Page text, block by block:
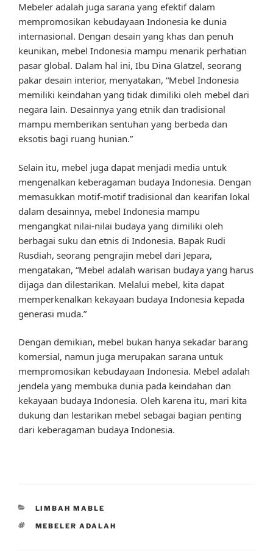
Mebeler adalah juga sarana yang efektif dalam
mempromosikan kebudayaan Indonesia ke dunia
internasional. Dengan desain yang khas dan penuh
keunikan, mebel Indonesia mampu menarik perhatian
pasar global. Dalam hal ini, Ibu Dina Glatzel, seorang
pakar desain interior, menyatakan, “Mebel Indonesia
memiliki keindahan yang tidak dimiliki oleh mebel dari
negara lain. Desainnya yang etnik dan tradisional
mampu memberikan sentuhan yang berbeda dan
eksotis bagi ruang hunian.”
Selain itu, mebel juga dapat menjadi media untuk
mengenalkan keberagaman budaya Indonesia. Dengan
memasukkan motif-motif tradisional dan kearifan lokal
dalam desainnya, mebel Indonesia mampu
mengangkat nilai-nilai budaya yang dimiliki oleh
berbagai suku dan etnis di Indonesia. Bapak Rudi
Rusdiah, seorang pengrajin mebel dari Jepara,
mengatakan, “Mebel adalah warisan budaya yang harus
dijaga dan dilestarikan. Melalui mebel, kita dapat
memperkenalkan kekayaan budaya Indonesia kepada
generasi muda.”
Dengan demikian, mebel bukan hanya sekadar barang
komersial, namun juga merupakan sarana untuk
mempromosikan kebudayaan Indonesia. Mebel adalah
jendela yang membuka dunia pada keindahan dan
kekayaan budaya Indonesia. Oleh karena itu, mari kita
dukung dan lestarikan mebel sebagai bagian penting
dari keberagaman budaya Indonesia.
CATEGORIES
LIMBAH MABLE
TAGS
MEBELER ADALAH